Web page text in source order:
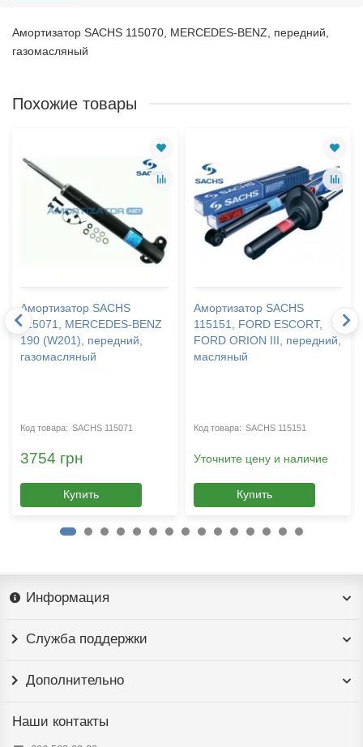
Амортизатор SACHS 115070, MERCEDES-BENZ, передний,
газомасляный
Похожие товары
Амортизатор SACHS
115071, MERCEDES-BENZ
190 (W201), передний,
газомасляный
SACHS 115071
3754 грн
Купить
Амортизатор SACHS
115151, FORD ESCORT,
FORD ORION III, передний,
масляный
SACHS 115151
Уточните цену и наличие
Купить
Информация
Служба поддержки
Дополнительно
Наши контакты